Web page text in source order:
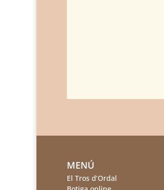
MENÚ
El Tros d’Ordal